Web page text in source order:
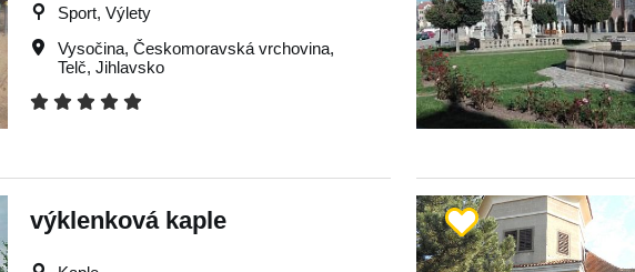
Sport, Výlety
Vysočina,Českomoravská vrchovina,
Telč,Jihlavsko
výklenková kaple